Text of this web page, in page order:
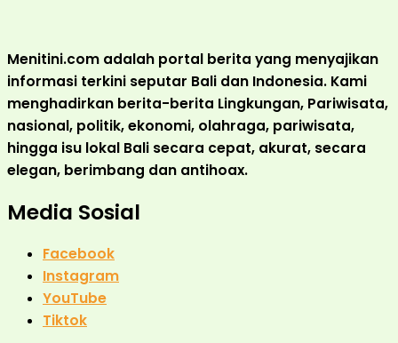
Menitini.com adalah portal berita yang menyajikan
informasi terkini seputar Bali dan Indonesia. Kami
menghadirkan berita-berita Lingkungan, Pariwisata,
nasional, politik, ekonomi, olahraga, pariwisata,
hingga isu lokal Bali secara cepat, akurat, secara
elegan, berimbang dan antihoax.
Media Sosial
Facebook
Instagram
YouTube
Tiktok